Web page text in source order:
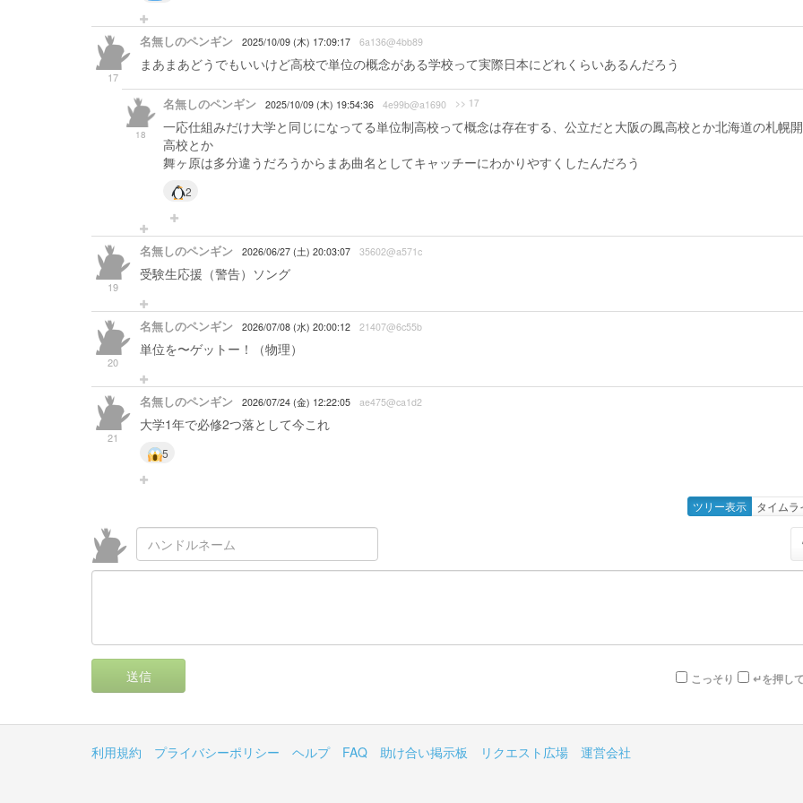
17
名無しのペンギン 2025/10/09 (木) 17:09:17 6a136@4bb89
まあまあどうでもいいけど高校で単位の概念がある学校って実際日本にどれくらいあるんだろう
18
名無しのペンギン 2025/10/09 (木) 19:54:36 4e99b@a1690 >> 17
一応仕組みだけ大学と同じになってる単位制高校って概念は存在する、公立だと大阪の鳳高校とか北海道の札幌
高校とか
舞ヶ原は多分違うだろうからまあ曲名としてキャッチーにわかりやすくしたんだろう
2
19
名無しのペンギン 2026/06/27 (土) 20:03:07 35602@a571c
受験生応援（警告）ソング
20
名無しのペンギン 2026/07/08 (水) 20:00:12 21407@6c55b
単位を〜ゲットー！（物理）
21
名無しのペンギン 2026/07/24 (金) 12:22:05 ae475@ca1d2
大学1年で必修2つ落として今これ
5
ツリー表示 タイムラ
送信 こっそり ↵を押し
利用規約 プライバシーポリシー ヘルプ FAQ 助け合い掲示板 リクエスト広場 運営会社